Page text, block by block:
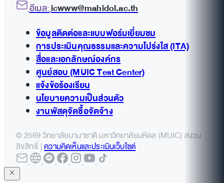
อีเมล:icwww@mahidol.ac.th
ข้อมูลติดต่อและแบบฟอร์มเยี่ยมชม
การประเมินคุณธรรมและความโปร่งใส (ITA)
สื่อและเอกลักษณ์องค์กร
ศูนย์สอบ (MUIC Test Center)
แจ้งข้อร้องเรียน
นโยบายความเป็นส่วนตัว
งานพัสดุจัดซื้อจัดจ้าง
© 2569 วิทยาลัยนานาชาติ มหาวิทยาลัยมหิดล (MUIC) สงวน
ลิขสิทธิ์ |ความคิดเห็นและประเมินเว็บไซต์